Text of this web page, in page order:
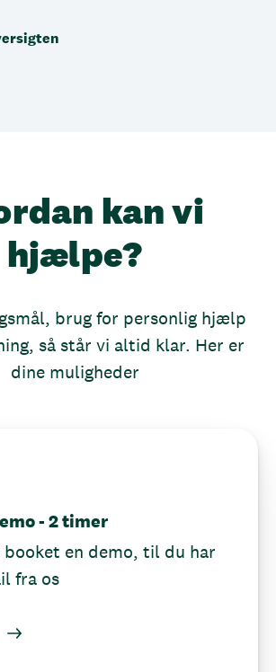
kan vi
hjælpe?
brug for personlig hjælp
så står vi altid klar. Her er
dine muligheder
- 2 timer
booket en demo, til du har
fra os